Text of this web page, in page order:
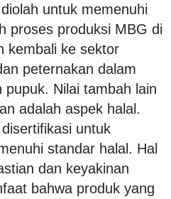
untuk memenuhi
proses produksi MBG di
kembali ke sektor
peternakan dalam
pupuk. Nilai tambah lain
adalah aspek halal.
untuk
standar halal. Hal
dan keyakinan
bahwa produk yang